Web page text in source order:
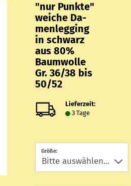
"nur Punk­te"
wei­che Da­
men­leg­ging
in schwarz
aus 80%
Baum­wol­le
Gr. 36/38 bis
50/52
Lieferzeit:
3 Tage
Größe: